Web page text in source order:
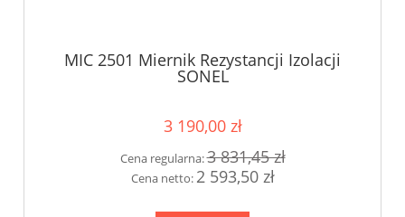
MIC 2501 Miernik Rezystancji Izolacji
SONEL
3 190,00 zł
Cena regularna:3 831,45 zł
Cena netto: 2 593,50 zł